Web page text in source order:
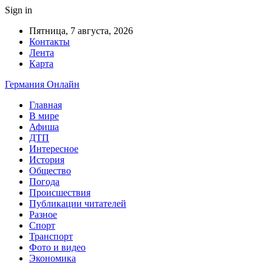
Sign in
Пятница, 7 августа, 2026
Контакты
Лента
Карта
Германия Онлайн
Главная
В мире
Афиша
ДТП
Интересное
История
Общество
Погода
Происшествия
Публикации читателей
Разное
Спорт
Транспорт
Фото и видео
Экономика